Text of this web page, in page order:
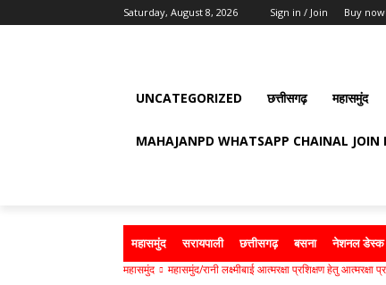
Saturday, August 8, 2026 Sign in / Join Buy now!
UNCATEGORIZED छत्तीसगढ़ महासमुंद
MAHAJANPD WHATSAPP CHAINAL JOIN
महासमुंद सरायपाली छत्तीसगढ़ बसना नेशनल डेस्क
महासमुंद महासमुंद/रानी लक्ष्मीबाई आत्मरक्षा प्रशिक्षण हेतु आत्मरक्षा